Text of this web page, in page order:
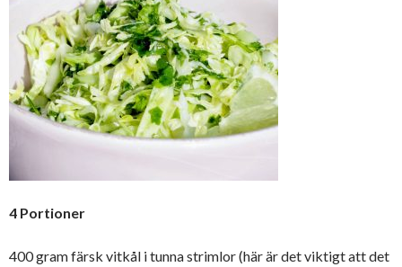
4 Portioner
400 gram färsk vitkål i tunna strimlor (här är det viktigt att det